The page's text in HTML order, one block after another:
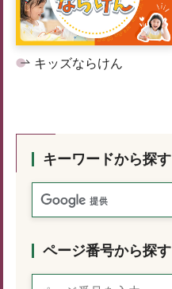
キッズならけん
キーワードから探す
ページ番号から探す